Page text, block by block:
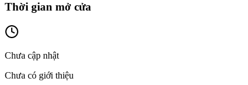
Thời gian mở cửa
Chưa cập nhật
Chưa có giới thiệu